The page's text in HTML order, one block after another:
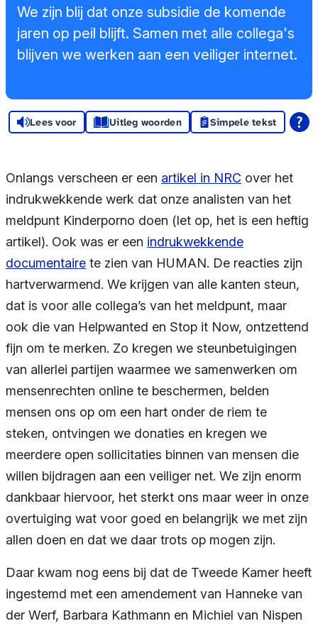
Sponsors en
donoren
Raad van
Toezicht
Steun ons
Contact
We zijn blij dat onze subsidie de komende
jaren op peil blijft. Samen met alle collega's
blijven we werken aan een veiliger internet.
Lees voor Uitleg woorden Simpele tekst
Onlangs verscheen er een artikel in NRC over het
indrukwekkende werk dat onze analisten van het
meldpunt Kinderporno doen (let op, het is een heftig
artikel). Ook was er een indrukwekkende
documentaire te zien van HUMAN. De reacties zijn
hartverwarmend. We krijgen van alle kanten steun,
dat is voor alle collega’s van het meldpunt, maar
ook die van Helpwanted en Stop it Now, ontzettend
fijn om te merken. Zo kregen we steunbetuigingen
van allerlei partijen waarmee we samenwerken om
mensenrechten online te beschermen, belden
mensen ons op om een hart onder de riem te
steken, ontvingen we donaties en kregen we
meerdere open sollicitaties binnen van mensen die
willen bijdragen aan een veiliger net. We zijn enorm
dankbaar hiervoor, het sterkt ons maar weer in onze
overtuiging wat voor goed en belangrijk we met zijn
allen doen en dat we daar trots op mogen zijn.
Daar kwam nog eens bij dat de Tweede Kamer heeft
ingestemd met een amendement van Hanneke van
der Werf, Barbara Kathmann en Michiel van Nispen